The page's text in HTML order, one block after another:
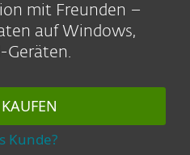
mit Freunden –
auf Windows,
Geräten.
Kunde?